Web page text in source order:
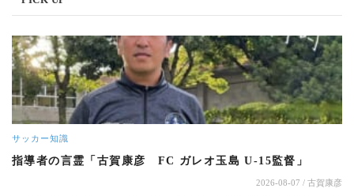
サッカー知識
指導者の言霊「古賀康彦 FC ガレオ玉島 U-15監督」
2026-08-07 / 古賀康彦